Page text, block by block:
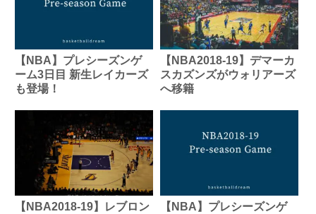
【NBA】プレシーズンゲ
ーム3日目 新生レイカーズ
も登場！
【NBA2018-19】デマーカ
スカズンズがウォリアーズ
へ移籍
【NBA2018-19】レブロン
【NBA】プレシーズンゲ